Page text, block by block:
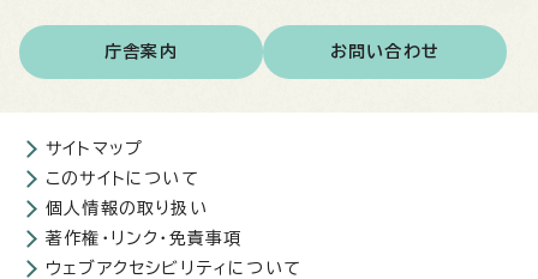
庁舎案内 お問い合わせ
サイトマップ
このサイトについて
個人情報の取り扱い
著作権・リンク・免責事項
ウェブアクセシビリティについて